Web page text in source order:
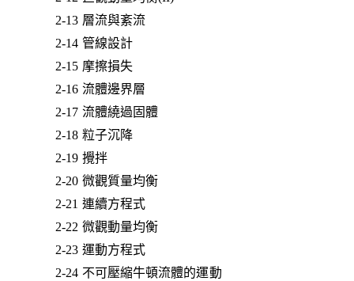
2-13 層流與紊流
2-14 管線設計
2-15 摩擦損失
2-16 流體邊界層
2-17 流體繞過固體
2-18 粒子沉降
2-19 攪拌
2-20 微觀質量均衡
2-21 連續方程式
2-22 微觀動量均衡
2-23 運動方程式
2-24 不可壓縮牛頓流體的運動